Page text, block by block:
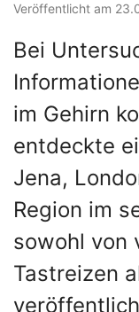
Veröffentlicht am
Bei
im Gehirn
entdeckte
Jena,
Region im
sowohl von
Tastreizen